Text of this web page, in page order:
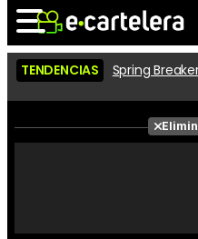
Noticias
TENDENCIAS Spring